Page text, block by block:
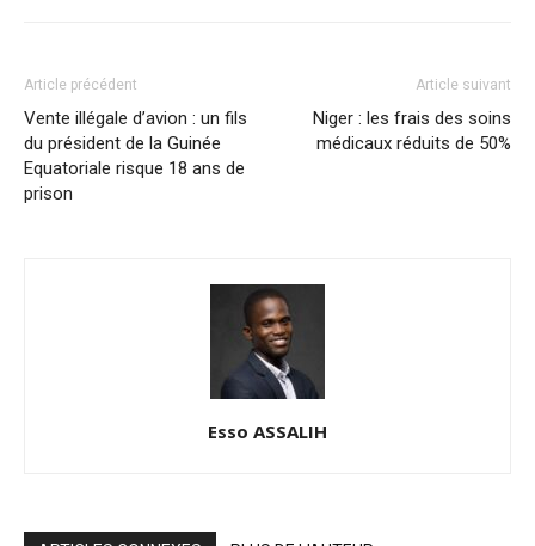
Article précédent
Vente illégale d’avion : un fils
du président de la Guinée
Equatoriale risque 18 ans de
prison
Article suivant
Niger : les frais des soins
médicaux réduits de 50%
Esso ASSALIH